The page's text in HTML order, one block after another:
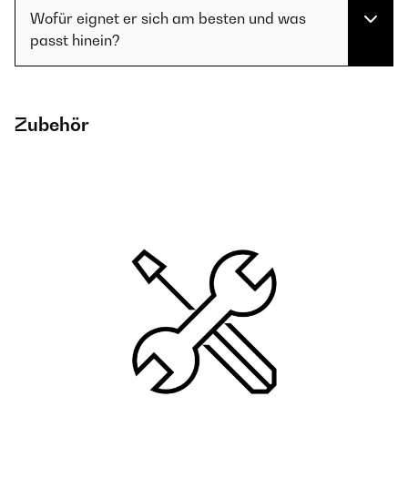
Wofür eignet er sich am besten und was
passt hinein?
Zubehör